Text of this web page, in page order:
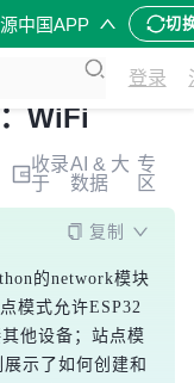
中国APP 切
登录
WiFi
收录
于
AI & 大
数据
专
区
复制
的network模块
模式允许ESP32
他设备；站点模
示了如何创建和